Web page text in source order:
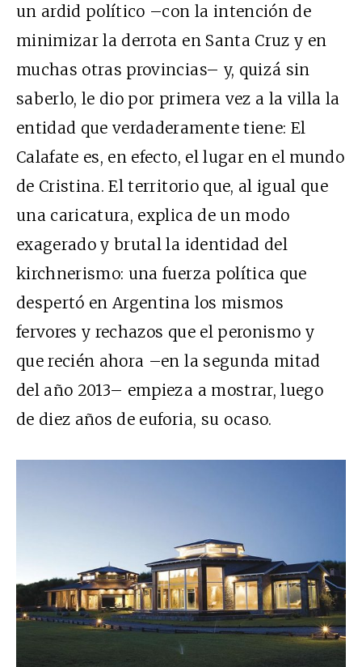
un ardid político –con la intención de
minimizar la derrota en Santa Cruz y en
muchas otras provincias– y, quizá sin
saberlo, le dio por primera vez a la villa la
entidad que verdaderamente tiene: El
Calafate es, en efecto, el lugar en el mundo
de Cristina. El territorio que, al igual que
una caricatura, explica de un modo
exagerado y brutal la identidad del
kirchnerismo: una fuerza política que
despertó en Argentina los mismos
fervores y rechazos que el peronismo y
que recién ahora –en la segunda mitad
del año 2013– empieza a mostrar, luego
de diez años de euforia, su ocaso.